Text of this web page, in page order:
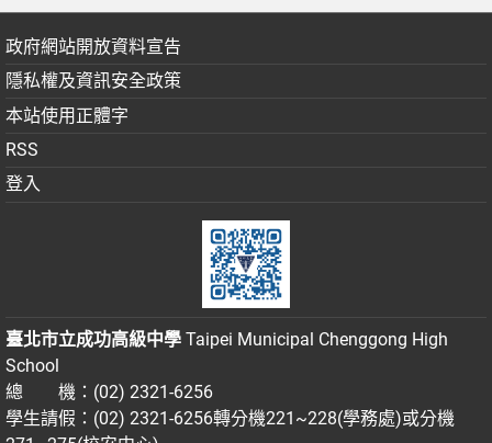
政府網站開放資料宣告
隱私權及資訊安全政策
本站使用正體字
RSS
登入
臺北市立成功高級中學 Taipei Municipal Chenggong High
School
總 機：(02) 2321-6256
學生請假：(02) 2321-6256轉分機221~228(學務處)或分機